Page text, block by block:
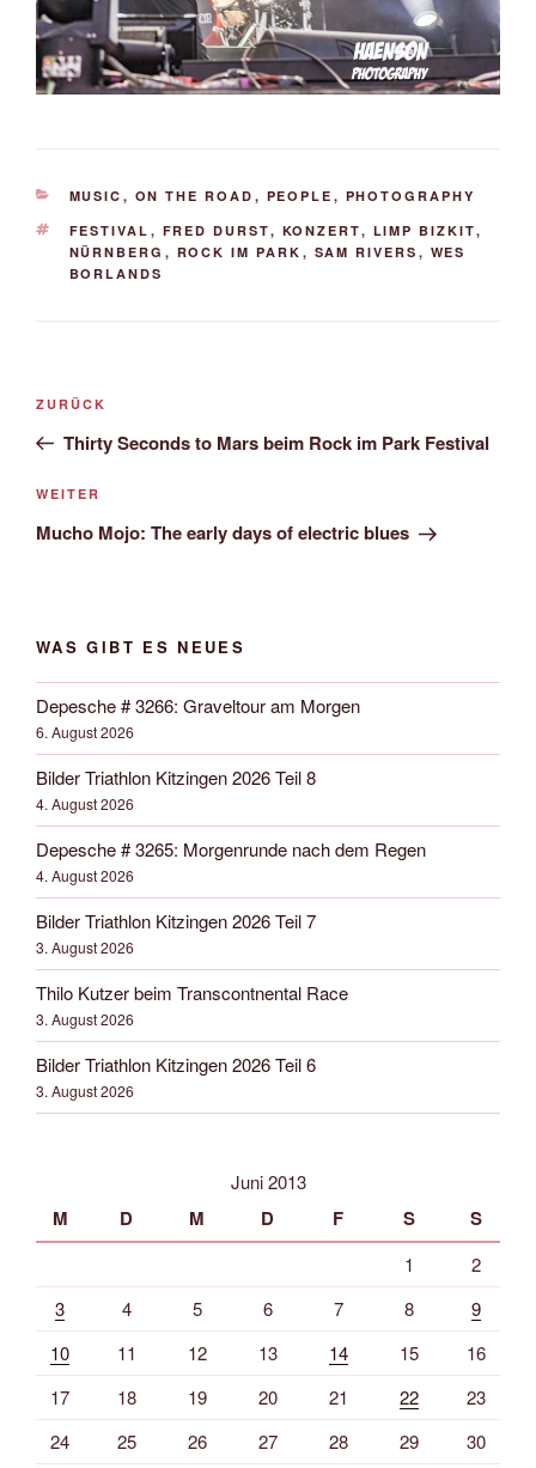
KATEGORIEN
MUSIC , ON THE ROAD , PEOPLE , PHOTOGRAPHY
SCHLAGWÖRTER
FESTIVAL , FRED DURST, KONZERT, LIMP BIZKIT,
NÜRNBERG , ROCK IM PARK , SAM RIVERS , WES
BORLANDS
Beitrags-
Vorheriger
Beitrag
ZURÜCK
Thirty Seconds to Mars beim Rock im Park Festival
Nächster
Beitrag
WEITER
Mucho Mojo: The early days of electric blues
WAS GIBT ES NEUES
Depesche # 3266: Graveltour am Morgen
6. August 2026
Bilder Triathlon Kitzingen 2026 Teil 8
4. August 2026
Depesche # 3265: Morgenrunde nach dem Regen
4. August 2026
Bilder Triathlon Kitzingen 2026 Teil 7
3. August 2026
Thilo Kutzer beim Transcontnental Race
3. August 2026
Bilder Triathlon Kitzingen 2026 Teil 6
3. August 2026
Juni 2013
M D M D F S S
1
2
3
4 5 6 7 8
9
10
11 12 13 14 15
16
17
18 19 20 21 22
23
24
25 26 27 28 29 30